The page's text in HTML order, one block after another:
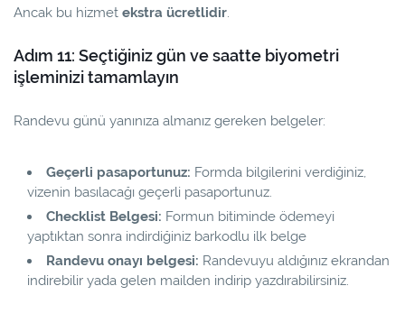
Ancak bu hizmet ekstra ücretlidir.
Adım 11: Seçtiğiniz gün ve saatte biyometri
işleminizi tamamlayın
Randevu günü yanınıza almanız gereken belgeler:
Geçerli pasaportunuz: Formda bilgilerini verdiğiniz,
vizenin basılacağı geçerli pasaportunuz.
Checklist Belgesi: Formun bitiminde ödemeyi
yaptıktan sonra indirdiğiniz barkodlu ilk belge
Randevu onayı belgesi: Randevuyu aldığınız ekrandan
indirebilir yada gelen mailden indirip yazdırabilirsiniz.